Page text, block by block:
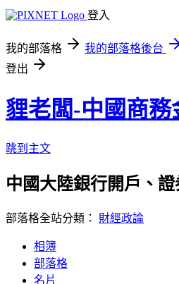
登入
我的部落格 我的部落格後台
登出
貍老闆-中國商務
跳到主文
中國大陸銀行開戶、
部落格全站分類： 財經政論
相簿
部落格
名片